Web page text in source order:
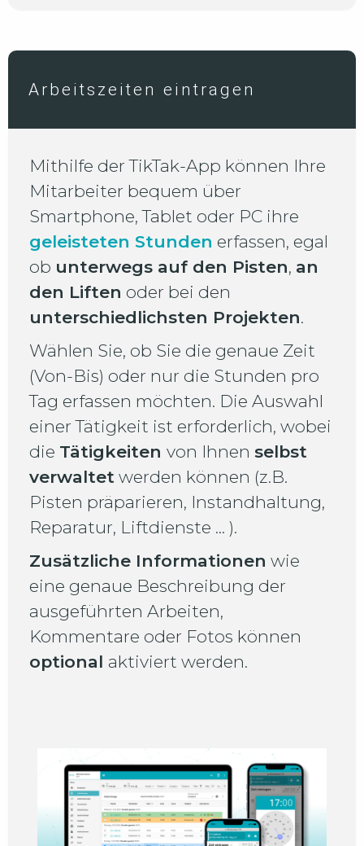
Arbeitszeiten eintragen
Mithilfe der TikTak-App können Ihre
Mitarbeiter bequem über
Smartphone, Tablet oder PC ihre
geleisteten Stunden erfassen, egal
ob unterwegs auf den Pisten, an
den Liften oder bei den
unterschiedlichsten Projekten.
Wählen Sie, ob Sie die genaue Zeit
(Von-Bis) oder nur die Stunden pro
Tag erfassen möchten. Die Auswahl
einer Tätigkeit ist erforderlich, wobei
die Tätigkeiten von Ihnen selbst
verwaltet werden können (z.B.
Pisten präparieren, Instandhaltung,
Reparatur, Liftdienste ... ).
Zusätzliche Informationen wie
eine genaue Beschreibung der
ausgeführten Arbeiten,
Kommentare oder Fotos können
optional aktiviert werden.